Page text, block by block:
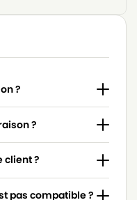
?
?
client ?
pas compatible ?